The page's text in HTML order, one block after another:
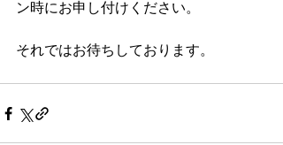
ン時にお申し付けください。
それではお待ちしております。